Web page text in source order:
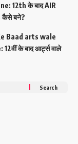
12th के बाद AIR
कैसे बने?
Baad arts wale
12वीं के बाद आर्ट्स वाले